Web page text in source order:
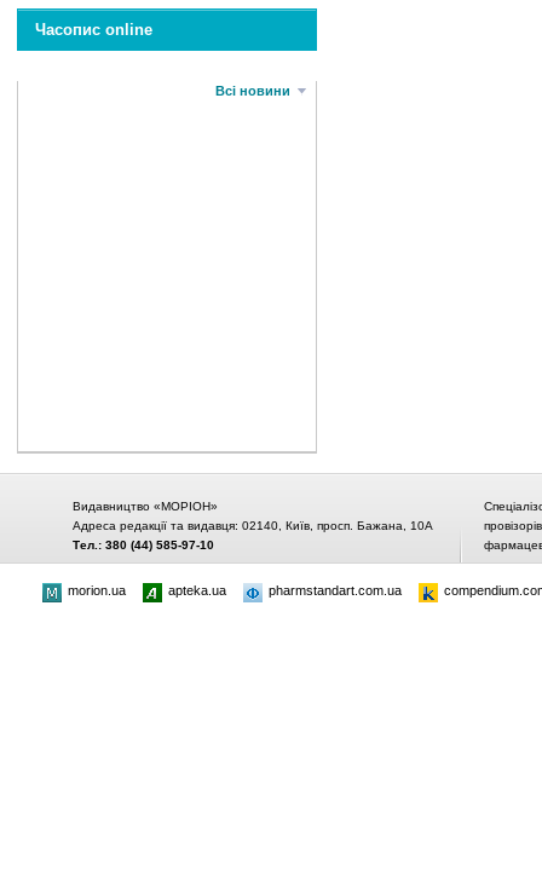
Часопис online
Всі новини
Видавництво «МОРІОН»
Адреса редакції та видавця: 02140, Київ, просп. Бажана, 10А
Тел.: 380 (44) 585-97-10
morion.ua apteka.ua pharmstandart.com.ua